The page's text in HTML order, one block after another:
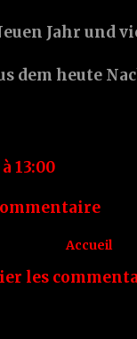
Jahr und
dem heute
13:00
Accueil
les